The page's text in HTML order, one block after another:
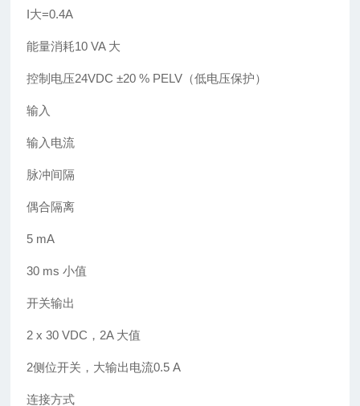
I大=0.4A
能量消耗10 VA 大
控制电压24VDC ±20 % PELV（低电压保护）
输入
输入电流
脉冲间隔
偶合隔离
5 mA
30 ms 小值
开关输出
2 x 30 VDC，2A 大值
2侧位开关，大输出电流0.5 A
连接方式